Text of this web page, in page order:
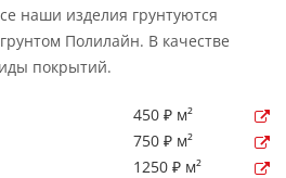
наши изделия грунтуются
Полилайн. В качестве
покрытий.
450 ₽ м²
750 ₽ м²
1250 ₽ м²